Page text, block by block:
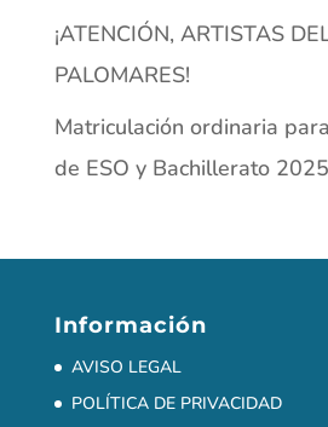
¡ATENCIÓN, ARTISTAS
PALOMARES!
Matriculación ordinaria
de ESO y Bachillerato 2025
Información
AVISO LEGAL
POLÍTICA DE PRIVACIDAD